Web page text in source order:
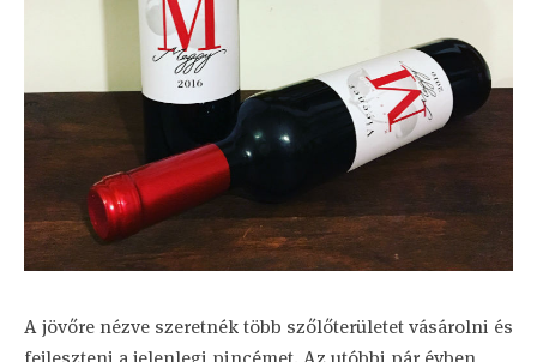
A jövőre nézve szeretnék több szőlőterületet vásárolni és